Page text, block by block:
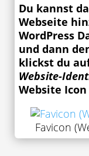
Du kannst
Webseite
WordPress
und dann
klickst du
Website-
Website
Favicon